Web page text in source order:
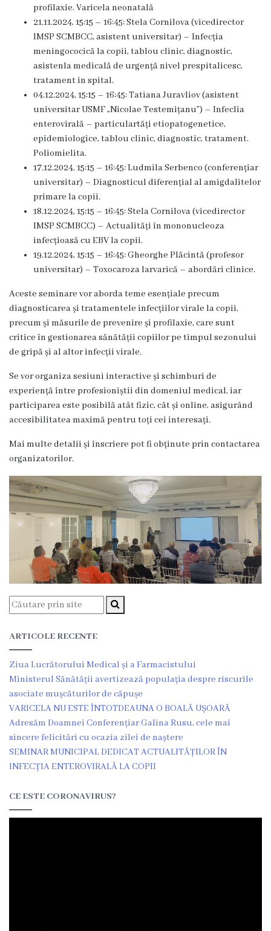
Secția
nr.
3
Secția
nr.
4
Secția
terapie
intensivă
și
reanimare
Laborator
Transparență
Contract
Planul
de
achiziții
achiziții
publice
Audit
Contracte
încheiate
Contract
colectiv
de
muncă
Donații
Anticorupție
Declarații
răspundere
profilaxie. Varicela neonatală
21.11.2024, 15:15 – 16:45: Stela Cornilova (vicedirector
IMSP SCMBCC, asistent universitar) – Infecția
meningococică la copii, tablou clinic, diagnostic,
asistenla medicală de urgență nivel prespitalicesc,
tratament in spital.
04.12.2024, 15:15 – 16:45: Tatiana Juravliov (asistent
universitar USMF „Nicolae Testemițanu”) – Infeclia
enterovirală – particulartăți etiopatogenetice,
epidemiologice, tablou clinic, diagnostic, tratament.
Poliomielita.
17.12.2024, 15:15 – 16:45: Ludmila Serbenco (conferențiar
universitar) – Diagnosticul diferențial al amigdalitelor
primare la copii.
18.12.2024, 15:15 – 16:45: Stela Cornilova (vicedirector
IMSP SCMBCC) – Actualități în mononucleoza
infecțioasă cu EBV la copii.
19.12.2024, 15:15 – 16:45: Gheorghe Plăcintă (profesor
universitar) – Toxocaroza larvarică – abordări clinice.
Aceste seminare vor aborda teme esențiale precum
diagnosticarea și tratamentele infecțiilor virale la copii,
precum și măsurile de prevenire și profilaxie, care sunt
critice în gestionarea sănătății copiilor pe timpul sezonului
de gripă și al altor infecții virale.
Se vor organiza sesiuni interactive și schimburi de
experiență între profesioniștii din domeniul medical, iar
participarea este posibilă atât fizic, cât și online, asigurând
accesibilitatea maximă pentru toți cei interesați.
Mai multe detalii și înscriere pot fi obținute prin contactarea
organizatorilor.
ARTICOLE RECENTE
Ziua Lucrătorului Medical și a Farmacistului
Ministerul Sănătății avertizează populația despre riscurile
asociate mușcăturilor de căpușe
VARICELA NU ESTE ÎNTOTDEAUNA O BOALĂ UȘOARĂ
Adresăm Doamnei Conferențiar Galina Rusu, cele mai
sincere felicitări cu ocazia zilei de naștere
SEMINAR MUNICIPAL DEDICAT ACTUALITĂȚILOR ÎN
INFECȚIA ENTEROVIRALĂ LA COPII
CE ESTE CORONAVIRUS?